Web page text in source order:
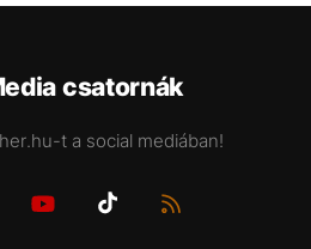
csatornák
t a social mediában!